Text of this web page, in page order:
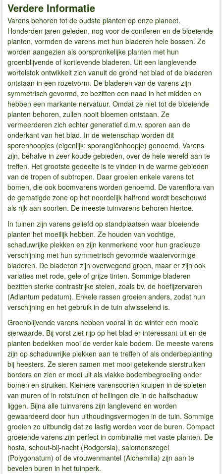
Verdere Informatie
Varens behoren tot de oudste planten op onze planeet.
Honderden jaren geleden, nog voor de coniferen en de bloeiende
planten, vormden de varens met hun bladeren hele bossen. Ze
worden aangezien als oorspronkelijke planten met hun
groenblijvende of kortlevende bladeren. Uit een langlevende
wortelstok ontwikkelt zich vanuit de grond het blad of de bladeren
ontstaan in een rozetvorm. De bladeren van de varens zijn
symmetrisch gevormd, ze bezitten een naad in het midden en
hebben een markante nervatuur. Omdat ze niet tot de bloeiende
planten behoren, zullen nooit bloemen ontstaan. Ze
vermeerderen zich echter generatief d.m.v. sporen aan de
onderkant van het blad. In de wetenschap worden dit
sporenhoopjes (eigenlijk: sporangiënhoopje) genoemd. Varens
zijn, behalve in zeer koude gebieden, over de hele wereld aan te
treffen. Het grootste gedeelte is te vinden in de warme gebieden
van de tropen of subtropen. Daar groeien enkele varens tot
bomen, die ook boomvarens worden genoemd. De varenflora van
de gematigde zone op het noordelijk halfrond wordt beschouwd
als rijk aan soorten. De meeste tuinvarens behoren hiertoe.
In tuinen zijn varens geliefd op standplaatsen waar bloeiende
planten het moeilijk hebben. Ze houden van vochtige,
schaduwrijke plekken en zijn kenmerkend voor hun gracieuze
verschijning met hun symmetrisch gevormde waaiervormige
bladeren. De bladeren zijn overwegend groen, maar er zijn ook
variaties met rode, gele of grijze tinten. Sommige bladeren
bezitten sterke contrastrijke stelen, zoals bv. de hoefijzervaren
(Adiantum pedatum). Enkele rassen groeien anders, zodat hun
verschijning en het gebruik in de tuin afwisselend is.
Groenblijvende varens hebben vooral in de winter een mooie
sierwaarde. Bij vorst ziet rijp op het blad er interessant uit en de
planten bedekken mooi de verder kale bodem. De meeste varens
zijn op schaduwrijke plekken aan te treffen of als onderbeplanting
bij heesters. Ze sieren samen met mooi getekende sierstruiken
borders en zien er mooi uit als vlakke bodembegroeiing onder
bomen en struiken. Kleinere varensoorten kruipen in de spleten
van muren of in rotstuinen of hellingen die in de halfschaduw
liggen. Bijna alle tuinvarens zijn langlevend en worden
gewaardeerd door hun uithoudingsvermogen in de tuin. Sommige
groeien zo uitbundig dat ze lastig worden voor de buren. Compact
groeiende varens zijn perfect in combinatie met vaste planten. De
hosta, schout-bij-nacht (Rodgersia), salomonszegel
(Polygonatum) of de vrouwenmantel (Alchemilla) zijn aan te
bevelen buren in het tuinperk.